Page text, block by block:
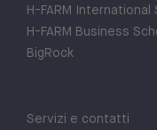
H-FARM International
H-FARM Business
BigRock
Servizi e contatti